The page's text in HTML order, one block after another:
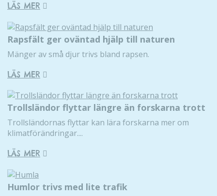
LÄS MER
Rapsfält ger oväntad hjälp till naturen
Mänger av små djur trivs bland rapsen.
LÄS MER
Trollsländor flyttar längre än forskarna trott
Trollsländornas flyttar kan lära forskarna mer om
klimatförändringar....
LÄS MER
Humlor trivs med lite trafik